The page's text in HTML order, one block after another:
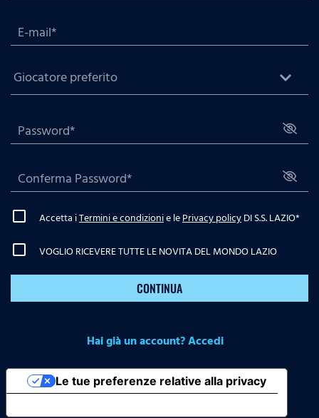
Accetta iTermini e condizionie lePrivacy policyDI S.S. LAZIO*
VOGLIO RICEVERE TUTTE LE NOVITA DEL MONDO LAZIO
CONTINUA
Hai già un account? Accedi
Le tue preferenze relative alla privacy